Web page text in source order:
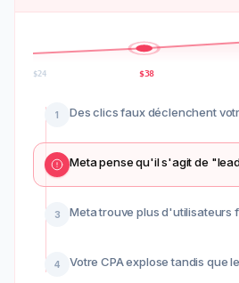
$24 $38
1 Des clics faux déclenchent
2 Meta pense qu'il s'agit de
Meta trouve plus d'utilisateurs
4 Votre CPA explose tandis que